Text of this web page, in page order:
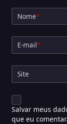
Nome*
E-mail*
Site
Salvar meus
que eu comentar.